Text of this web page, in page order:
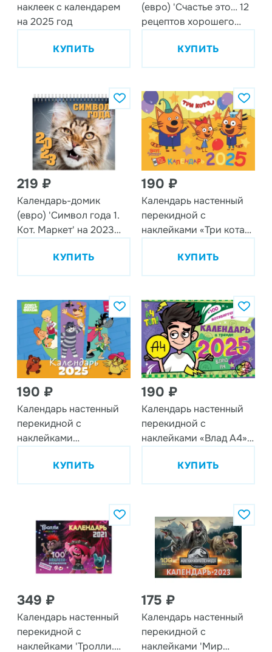
наклеек с календарем
на 2025 год
КУПИТЬ
(евро) 'Счастье это… 12
рецептов хорошего
2023 годКУПИТЬ
219 ₽
Календарь-домик
(евро) 'Символ года 1.
Кот. Маркет' на 2023
КУПИТЬ
190 ₽
Календарь настенный
перекидной с
наклейками «Три кота»
КУПИТЬ
190 ₽
Календарь настенный
перекидной с
наклейками
2025 годКУПИТЬ
190 ₽
Календарь настенный
перекидной с
наклейками «Влад А4»
КУПИТЬ
349 ₽
Календарь настенный
перекидной с
наклейками 'Тролли.
175 ₽
Календарь настенный
перекидной с
наклейками 'Мир